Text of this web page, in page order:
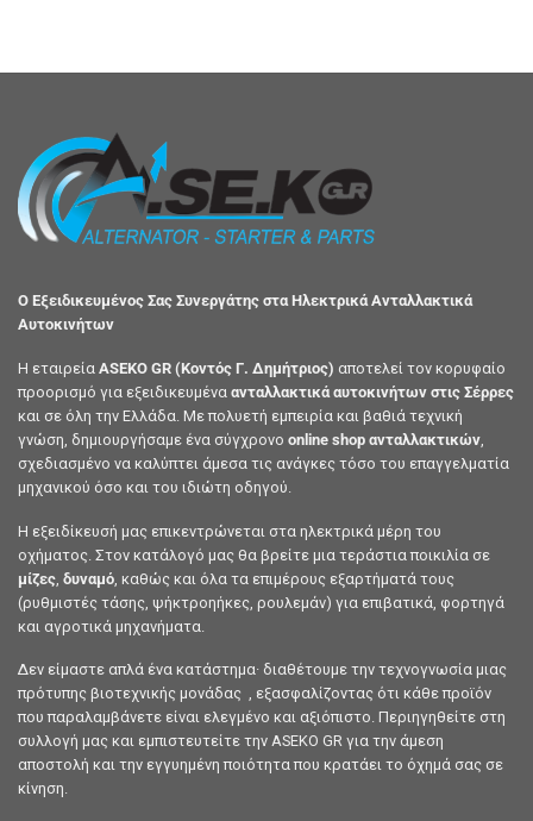
Ο Εξειδικευμένος Σας Συνεργάτης στα Ηλεκτρικά Ανταλλακτικά
Αυτοκινήτων
Η εταιρεία ASEKO GR (Κοντός Γ. Δημήτριος) αποτελεί τον κορυφαίο
προορισμό για εξειδικευμένα ανταλλακτικά αυτοκινήτων στις Σέρρες
και σε όλη την Ελλάδα. Με πολυετή εμπειρία και βαθιά τεχνική
γνώση, δημιουργήσαμε ένα σύγχρονο online shop ανταλλακτικών,
σχεδιασμένο να καλύπτει άμεσα τις ανάγκες τόσο του επαγγελματία
μηχανικού όσο και του ιδιώτη οδηγού.
Η εξειδίκευσή μας επικεντρώνεται στα ηλεκτρικά μέρη του
οχήματος. Στον κατάλογό μας θα βρείτε μια τεράστια ποικιλία σε
μίζες δυναμό , καθώς και όλα τα επιμέρους εξαρτήματά τους
(ρυθμιστές τάσης, ψήκτροηήκες, ρουλεμάν) για επιβατικά, φορτηγά
και αγροτικά μηχανήματα.
Δεν είμαστε απλά ένα κατάστημα· διαθέτουμε την τεχνογνωσία μιας
πρότυπης βιοτεχνικής μονάδας , εξασφαλίζοντας ότι κάθε προϊόν
που παραλαμβάνετε είναι ελεγμένο και αξιόπιστο. Περιηγηθείτε στη
συλλογή μας και εμπιστευτείτε την ASEKO GR για την άμεση
αποστολή και την εγγυημένη ποιότητα που κρατάει το όχημά σας σε
κίνηση.